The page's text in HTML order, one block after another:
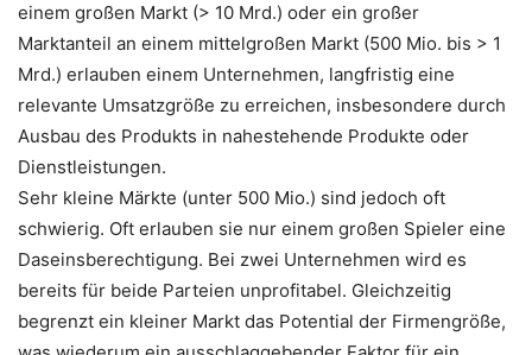
einem großen Markt (> 10 Mrd.) oder ein großer
Marktanteil an einem mittelgroßen Markt (500 Mio. bis > 1
Mrd.) erlauben einem Unternehmen, langfristig eine
relevante Umsatzgröße zu erreichen, insbesondere durch
Ausbau des Produkts in nahestehende Produkte oder
Dienstleistungen.
Sehr kleine Märkte (unter 500 Mio.) sind jedoch oft
schwierig. Oft erlauben sie nur einem großen Spieler eine
Daseinsberechtigung. Bei zwei Unternehmen wird es
bereits für beide Parteien unprofitabel. Gleichzeitig
begrenzt ein kleiner Markt das Potential der Firmengröße,